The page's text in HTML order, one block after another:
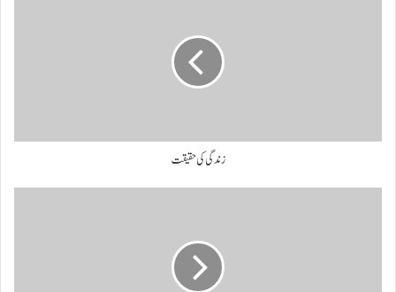
زندگی کی حقیقت